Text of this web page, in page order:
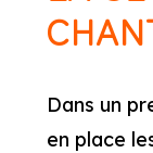
Dans un
en place